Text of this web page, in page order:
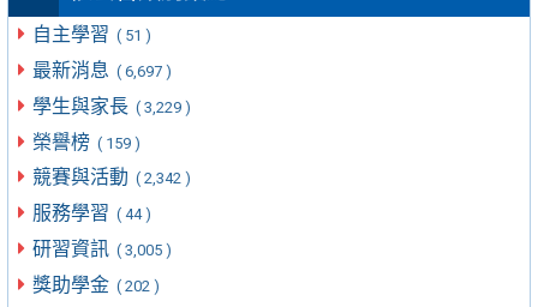
自主學習 ( 51 )
最新消息 ( 6,697 )
學生與家長 ( 3,229 )
榮譽榜 ( 159 )
競賽與活動 ( 2,342 )
服務學習 ( 44 )
研習資訊 ( 3,005 )
獎助學金 ( 202 )